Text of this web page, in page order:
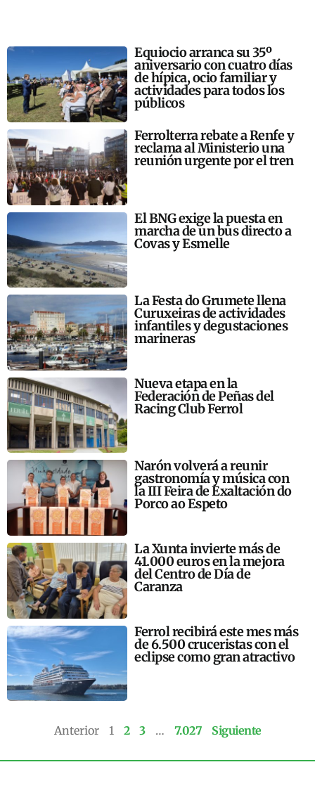
Equiocio arranca su 35º
aniversario con cuatro días
de hípica, ocio familiar y
actividades para todos los
públicos
Ferrolterra rebate a Renfe y
reclama al Ministerio una
reunión urgente por el tren
El BNG exige la puesta en
marcha de un bus directo a
Covas y Esmelle
La Festa do Grumete llena
Curuxeiras de actividades
infantiles y degustaciones
marineras
Nueva etapa en la
Federación de Peñas del
Racing Club Ferrol
Narón volverá a reunir
gastronomía y música con
la III Feira de Exaltación do
Porco ao Espeto
La Xunta invierte más de
41.000 euros en la mejora
del Centro de Día de
Caranza
Ferrol recibirá este mes más
de 6.500 cruceristas con el
eclipse como gran atractivo
Anterior 1 2 3 … 7.027 Siguiente